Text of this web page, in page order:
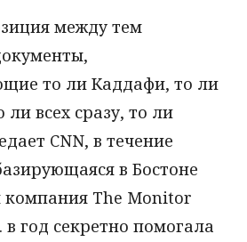
между тем
то ли Каддафи, то ли
всех сразу, то ли
CNN, в течение
в Бостоне
компания The Monitor
год секретно помогала